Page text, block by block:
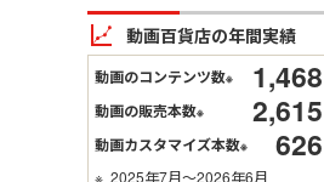
動画百貨店の年間実績
動画のコンテンツ数※ 1,468
動画の販売本数※ 2,615
動画カスタマイズ本数※ 626
※ 2025年7月～2026年6月